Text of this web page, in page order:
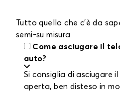
Tutto quello che c'è da
semi-su misura
Come asciugare il
auto?
Si consiglia di asciugare
aperta, ben disteso in